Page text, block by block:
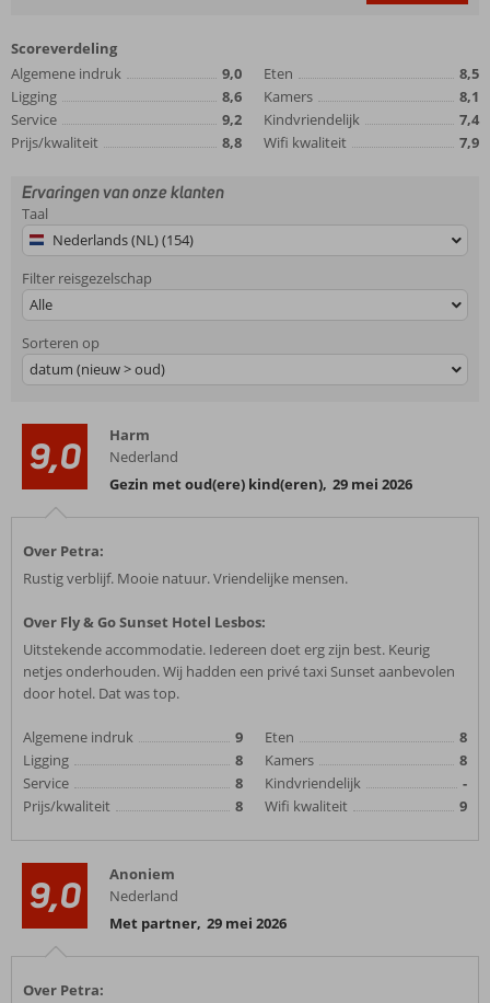
Scoreverdeling
Algemene indruk
9,0
Ligging
8,6
Service
9,2
Prijs/kwaliteit
8,8
Eten
8,5
Kamers
8,1
Kindvriendelijk
7,4
Wifi kwaliteit
7,9
Ervaringen van onze klanten
Taal
Nederlands (NL) (154)
Filter reisgezelschap
Alle
Sorteren op
datum (nieuw > oud)
9,0
Harm
Nederland
Gezin met oud(ere) kind(eren), 29 mei 2026
Over Petra:
Rustig verblijf. Mooie natuur. Vriendelijke mensen.
Over Fly & Go Sunset Hotel Lesbos:
Uitstekende accommodatie. Iedereen doet erg zijn best. Keurig
netjes onderhouden. Wij hadden een privé taxi Sunset aanbevolen
door hotel. Dat was top.
Algemene indruk
9
Ligging
8
Service
8
Prijs/kwaliteit
8
Eten
8
Kamers
8
Kindvriendelijk
-
Wifi kwaliteit
9
9,0
Anoniem
Nederland
Met partner, 29 mei 2026
Over Petra: